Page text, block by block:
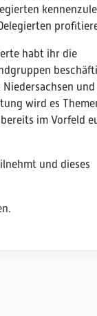
habt ihr die
und
wird es
im Vorfeld
und dieses